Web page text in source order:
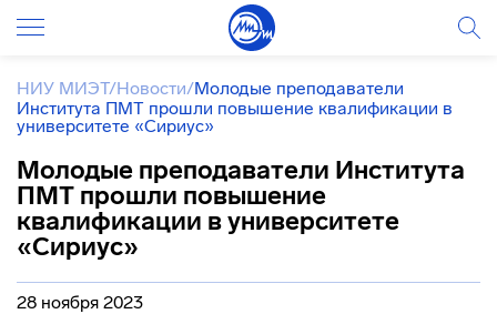
НИУ МИЭТ/Новости/Молодые преподаватели
Института ПМТ прошли повышение квалификации в
университете «Сириус»
Молодые преподаватели Института
ПМТ прошли повышение
квалификации в университете
«Сириус»
28 ноября 2023